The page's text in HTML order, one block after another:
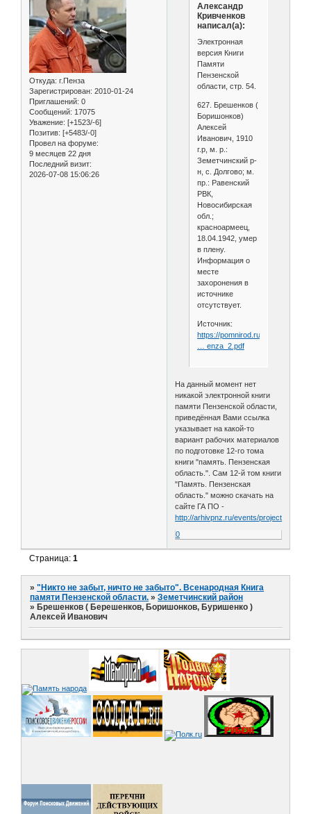
Откуда: г.Пенза
Зарегистрирован: 2010-01-24
Приглашений: 0
Сообщений: 17075
Уважение: [+1523/-6]
Позитив: [+5483/-0]
Провел на форуме:
9 месяцев 22 дня
Последний визит:
2026-07-08 15:06:26
Александр
Кривченков
написал(а):
Электронная
версия Книги
Памяти
Пензенской
области, стр. 54.
627. Брешенков (
Боришонков)
Алексей
Иванович, 1910
г.р, м. р.:
Земетчинский р-
н, с. Долгово; м.
пр.: Равенский
РВК,
Новосибирская
обл.;
красноармеец,
18.04.1942, умер
в плену.
Информация о
месте
захоронения в
источнике
отсутствует.
Источник:
https://pomnirod.ru/assets/files/
… enza_2.pdf
На данный момент нет
никакой электронной книги
памяти Пензенской области,
приведённая Вами ссылка
указывает на какой-то
вариант рабочих материалов
по подготовке 12-го тома
книги "память. Пензенская
область.". Сам 12-й том книги
"Память. Пензенская
область." можно скачать на
сайте ГА ПО -
http://arhivpnz.ru/events/projects/
0
Страница:1
»"Никто не забыт, ничто не забыто". Всенародная Книга
памяти Пензенской области. »Земетчинский район
» Брешенков ( Берешенков, Боришонков, Буришенко )
Алексей Иванович